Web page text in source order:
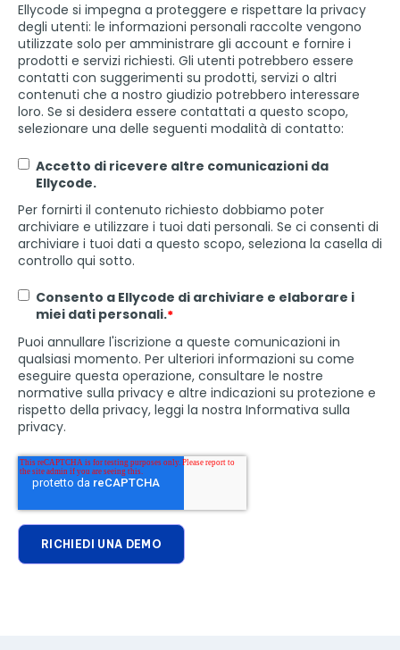
Ellycode si impegna a proteggere e rispettare la privacy
degli utenti: le informazioni personali raccolte vengono
utilizzate solo per amministrare gli account e fornire i
prodotti e servizi richiesti. Gli utenti potrebbero essere
contatti con suggerimenti su prodotti, servizi o altri
contenuti che a nostro giudizio potrebbero interessare
loro. Se si desidera essere contattati a questo scopo,
selezionare una delle seguenti modalità di contatto:
Accetto di ricevere altre comunicazioni da
Ellycode.
Per fornirti il contenuto richiesto dobbiamo poter
archiviare e utilizzare i tuoi dati personali. Se ci consenti di
archiviare i tuoi dati a questo scopo, seleziona la casella di
controllo qui sotto.
Consento a Ellycode di archiviare e elaborare i
miei dati personali.*
Puoi annullare l'iscrizione a queste comunicazioni in
qualsiasi momento. Per ulteriori informazioni su come
eseguire questa operazione, consultare le nostre
normative sulla privacy e altre indicazioni su protezione e
rispetto della privacy, leggi la nostra Informativa sulla
privacy.